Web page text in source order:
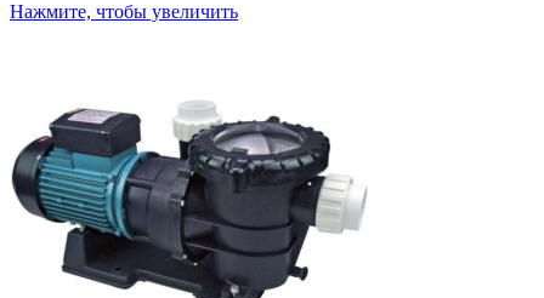
Нажмите, чтобы увеличить